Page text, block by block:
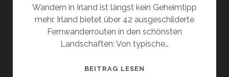
Wandern in Irland ist längst kein Geheimtipp
mehr. Irland bietet über 42 ausgeschilderte
Fernwanderrouten in den schönsten
Landschaften: Von typische…
BEITRAG LESEN